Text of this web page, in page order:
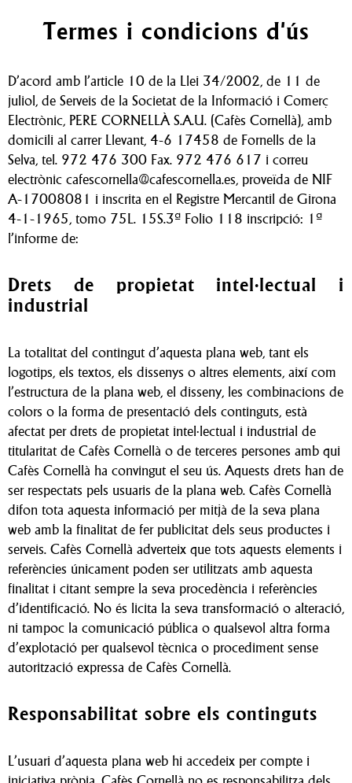
Termes i condicions d'ús
D’acord amb l’article 10 de la Llei 34/2002, de 11 de
juliol, de Serveis de la Societat de la Informació i Comerç
Electrònic, PERE CORNELLÀ S.A.U. (Cafès Cornellà), amb
domicili al carrer Llevant, 4-6 17458 de Fornells de la
Selva, tel. 972 476 300 Fax. 972 476 617 i correu
electrònic cafescornella@cafescornella.es, proveïda de NIF
A-17008081 i inscrita en el Registre Mercantil de Girona
4-1-1965, tomo 75L. 15S.3ª Folio 118 inscripció: 1ª
l’informe de:
Drets de propietat intel·lectual i
industrial
La totalitat del contingut d’aquesta plana web, tant els
logotips, els textos, els dissenys o altres elements, així com
l’estructura de la plana web, el disseny, les combinacions de
colors o la forma de presentació dels continguts, està
afectat per drets de propietat intel·lectual i industrial de
titularitat de Cafès Cornellà o de terceres persones amb qui
Cafès Cornellà ha convingut el seu ús. Aquests drets han de
ser respectats pels usuaris de la plana web. Cafès Cornellà
difon tota aquesta informació per mitjà de la seva plana
web amb la finalitat de fer publicitat dels seus productes i
serveis. Cafès Cornellà adverteix que tots aquests elements i
referències únicament poden ser utilitzats amb aquesta
finalitat i citant sempre la seva procedència i referències
d’identificació. No és licita la seva transformació o alteració,
ni tampoc la comunicació pública o qualsevol altra forma
d’explotació per qualsevol tècnica o procediment sense
autorització expressa de Cafès Cornellà.
Responsabilitat sobre els continguts
L’usuari d’aquesta plana web hi accedeix per compte i